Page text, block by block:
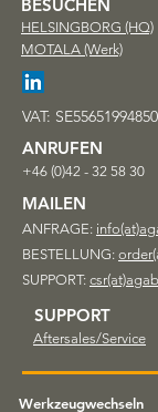
BESUCHEN
HELSINGBORG (HQ)
MOTALA (Werk)
VAT:
ANRUFEN
+46 (0)42 - 32 58 30
MAILEN
ANFRAGE:
BESTELLUNG:
SUPPORT:
SUPPORT
Aftersales/Service
Werkzeugwechseln